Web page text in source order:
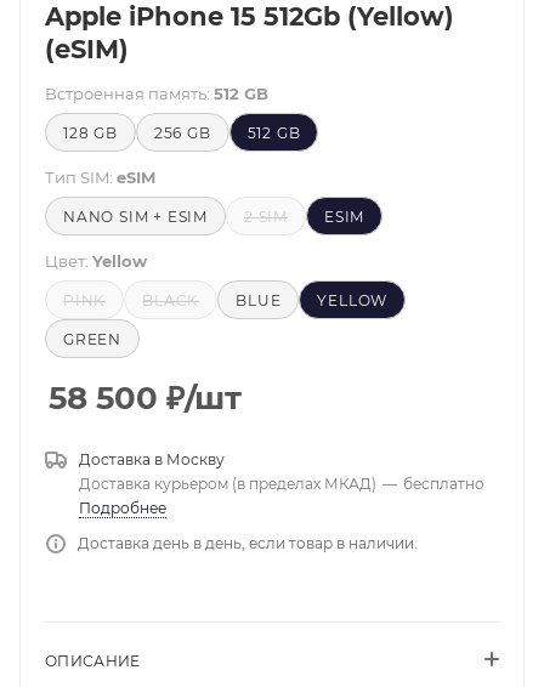
Apple iPhone 15 512Gb (Yellow)
(eSIM)
Встроенная память: 512 GB
128 GB 256 GB 512 GB
Тип SIM: eSIM
NANO SIM + ESIM 2 SIM ESIM
Цвет: Yellow
PINK BLACK BLUE YELLOW
GREEN
58 500 ₽/шт
Доставка в Москву
Доставка курьером (в пределах МКАД) — бесплатно
Подробнее
Доставка день в день, если товар в наличии.
ОПИСАНИЕ